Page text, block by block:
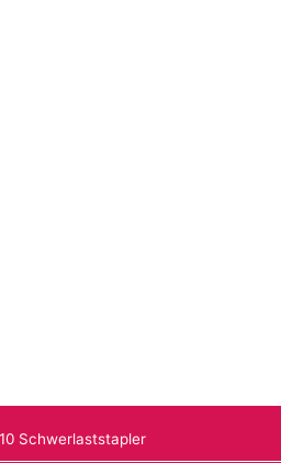
Schwerlaststapler